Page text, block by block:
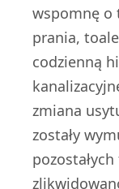
wspomnę o
prania,
codzienną
zmiana
zostały